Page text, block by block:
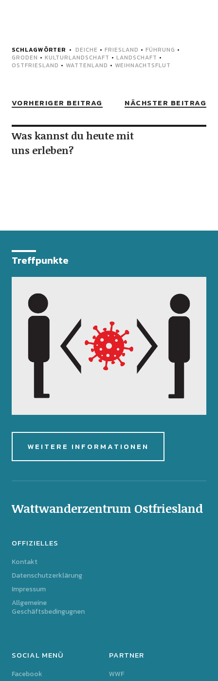
SCHLAGWÖRTER DEICHE • FRIESLAND • FÜHRUNG •
GRODEN • KULTURLANDSCHAFT • LANDSCHAFT •
OSTFRIESLAND • WATTENLAND • WEIHNACHTSFLUT
VORHERIGER BEITRAG NÄCHSTER BEITRAG
Was kannst du heute mit
uns erleben?
Treffpunkte
WEITERE INFORMATIONEN
Wattwanderzentrum Ostfriesland
OFFIZIELLES
Kontakt
Datenschutzerklärung
Impressum
Allgemeine
Geschäftsbedingugnen
SOCIAL MENÜ
Facebook
PARTNER
WWF